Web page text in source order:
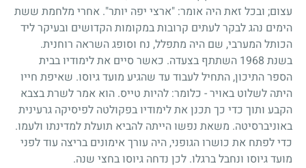
עצום; ובכל זאת היה אומר: "ארצי יפה יותר". אחרי מלחמת ששת
הימים נהג לבקר לעתים קרובות במקומות הקדושים ובעיקר ליד
הכותל המערבי, שם היה מתפלל, נח וסופג השראה רוחנית.
בשנת 1968 השתתף בצעדה. כאשר סיים את לימודיו בבית
הספר התיכון, התחיל לעבוד עד שהגיע מועד גיוסו. שאיפת חייו
היתה לשלוט באויר - כלומר: להיות טייס. הוא אמר לשרת בצבא
הקבע ותוך כדי כך תכנן את לימודיו בפקולטה לפיסיקה גרעינית
באוניברסיטה. משאת נפשו הייתה להביא תועלת למדינתו ולעמו.
כדי לפתח את כושרו הגופני, היה עורך אימונים בריצה עוד לפני
מועד גיוסו ונחבל ברגלו. לכן נדחה גיוסו בחצי שנה.